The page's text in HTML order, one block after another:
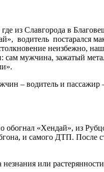
из Славгорода в
водитель постарался
неизбежно,
сам мужчина, зажатый
– водитель и
обогнал «Хендай», из
и самого ДТП. После
незнания или